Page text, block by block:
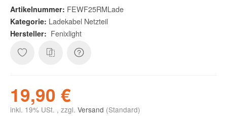
Artikelnummer: FEWF25RMLade
Kategorie: Ladekabel Netzteil
Hersteller: Fenixlight
19,90 €
inkl. 19% USt. , zzgl. Versand (Standard)